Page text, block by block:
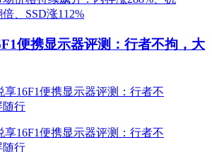
便携显示器评测：行者不拘，大